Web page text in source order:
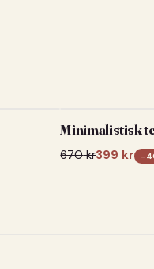
Minimalistisk
670kr399 kr -